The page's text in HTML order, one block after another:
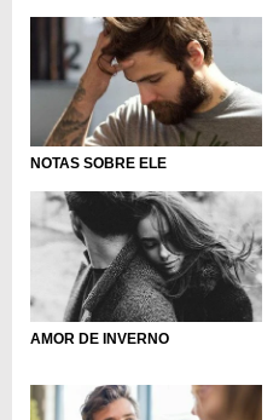
NOTAS SOBRE ELE
AMOR DE INVERNO